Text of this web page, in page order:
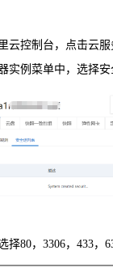
云控制台，点击云
实例菜单中，选择安
80，3306，433，